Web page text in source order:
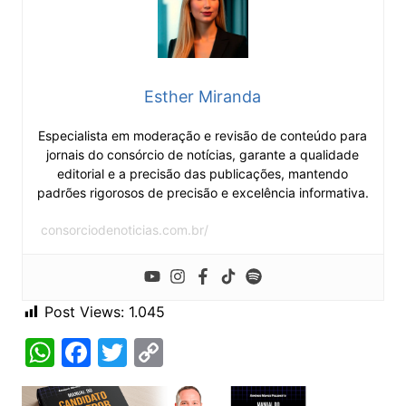
Esther Miranda
Especialista em moderação e revisão de conteúdo para
jornais do consórcio de notícias, garante a qualidade
editorial e a precisão das publicações, mantendo
padrões rigorosos de precisão e excelência informativa.
consorciodenoticias.com.br/
Post Views: 1.045
W
h
F
a
T
w
C
o